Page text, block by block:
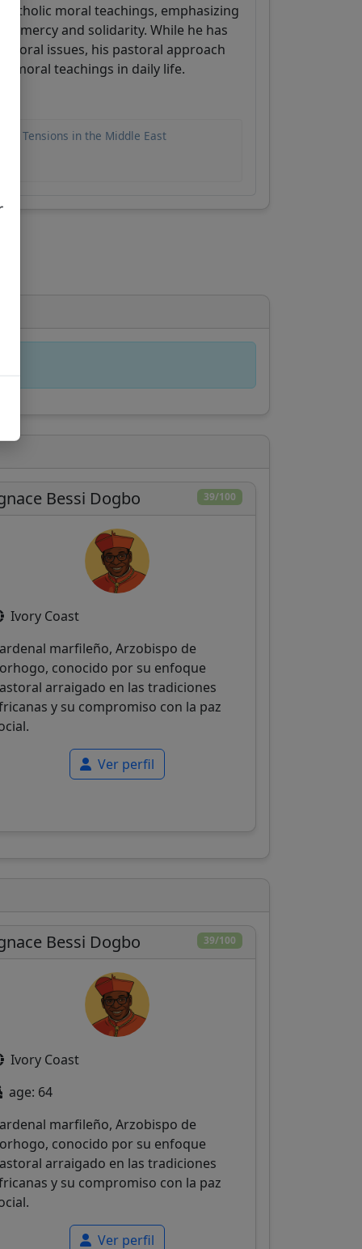
moral teachings, emphasizing
mercy and solidarity. While he has
issues, his pastoral approach
moral teachings in daily life.
Tensions in the Middle East
39/100
Bessi Dogbo
Ivory Coast
marfileño, Arzobispo de
conocido por su enfoque
arraigado en las tradiciones
y su compromiso con la paz
Ver perfil
39/100
Bessi Dogbo
Ivory Coast
age: 64
marfileño, Arzobispo de
conocido por su enfoque
arraigado en las tradiciones
y su compromiso con la paz
Ver perfil